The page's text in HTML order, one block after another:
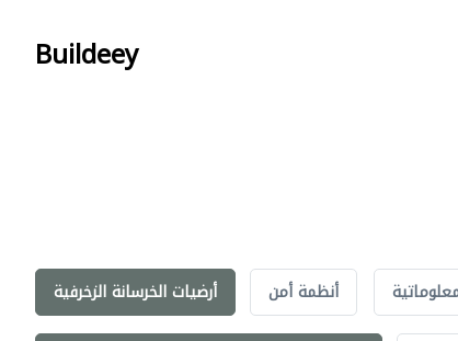
Buildeey
أرضيات الخرسانة الزخرفية أنظمة أمن